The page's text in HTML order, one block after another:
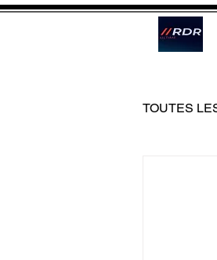
TOUTES